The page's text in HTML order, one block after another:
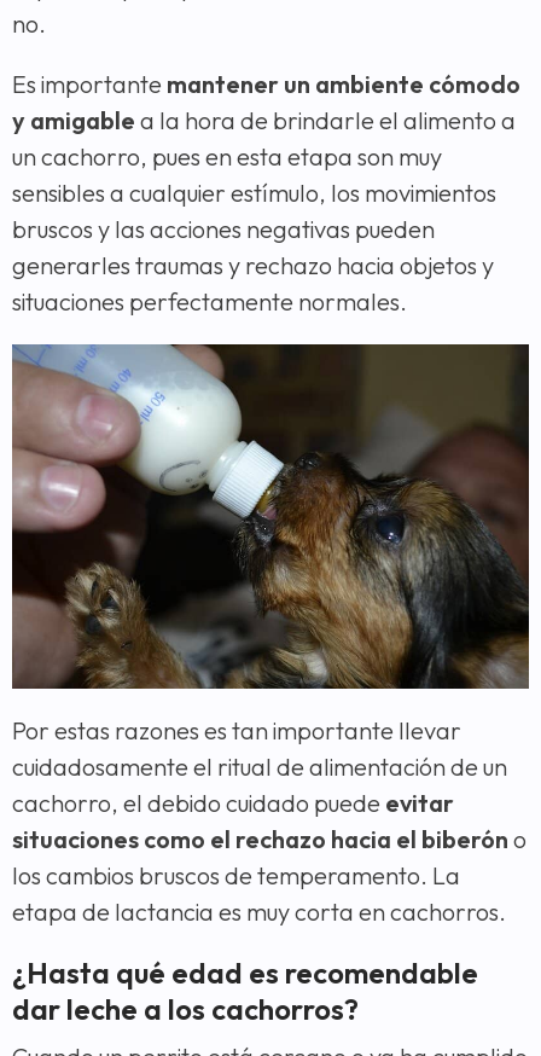
no.
Es importante mantener un ambiente cómodo
y amigable a la hora de brindarle el alimento a
un cachorro, pues en esta etapa son muy
sensibles a cualquier estímulo, los movimientos
bruscos y las acciones negativas pueden
generarles traumas y rechazo hacia objetos y
situaciones perfectamente normales.
Por estas razones es tan importante llevar
cuidadosamente el ritual de alimentación de un
cachorro, el debido cuidado puede evitar
situaciones como el rechazo hacia el biberón o
los cambios bruscos de temperamento. La
etapa de lactancia es muy corta en cachorros.
¿Hasta qué edad es recomendable
dar leche a los cachorros?